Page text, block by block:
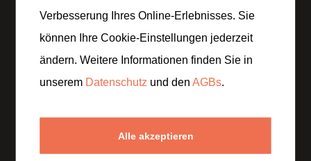
Themen
Ernährungsformen
Magazin
Ernährungslexikon
FAQs
Verbesserung Ihres Online-Erlebnisses. Sie
können Ihre Cookie-Einstellungen jederzeit
ändern. Weitere Informationen finden Sie in
unserem Datenschutz und denAGBs.
Alle akzeptieren